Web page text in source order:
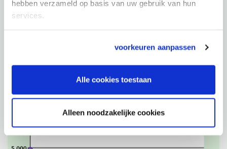
hebben verzameld op basis van uw gebruik van hun
services.
voorkeuren aanpassen
Alle cookies toestaan
Alleen noodzakelijke cookies
totaal 56% worden bespaard, in 2050 kan dat oplopen